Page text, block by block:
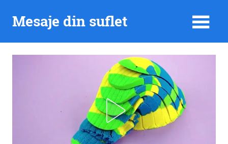
Mesaje din suflet